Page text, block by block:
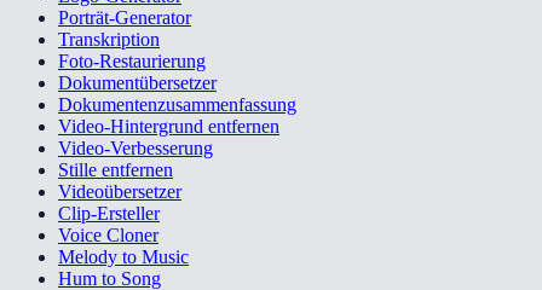
Porträt-Generator
Transkription
Foto-Restaurierung
Dokumentübersetzer
Dokumentenzusammenfassung
Video-Hintergrund entfernen
Video-Verbesserung
Stille entfernen
Videoübersetzer
Clip-Ersteller
Voice Cloner
Melody to Music
Hum to Song